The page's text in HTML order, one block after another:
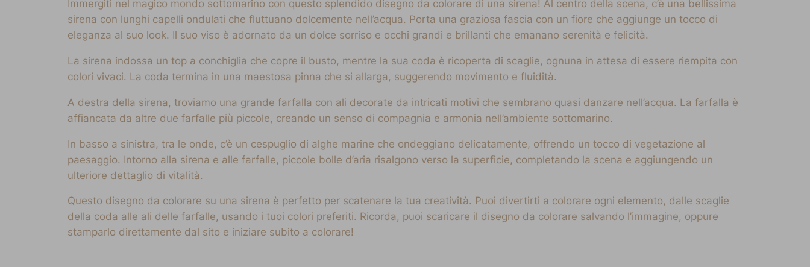
Immergiti nel magico mondo sottomarino con questo splendido disegno da colorare di una sirena! Al centro della scena, c’è una bellissima
sirena con lunghi capelli ondulati che fluttuano dolcemente nell’acqua. Porta una graziosa fascia con un fiore che aggiunge un tocco di
eleganza al suo look. Il suo viso è adornato da un dolce sorriso e occhi grandi e brillanti che emanano serenità e felicità.
La sirena indossa un top a conchiglia che copre il busto, mentre la sua coda è ricoperta di scaglie, ognuna in attesa di essere riempita con
colori vivaci. La coda termina in una maestosa pinna che si allarga, suggerendo movimento e fluidità.
A destra della sirena, troviamo una grande farfalla con ali decorate da intricati motivi che sembrano quasi danzare nell’acqua. La farfalla è
affiancata da altre due farfalle più piccole, creando un senso di compagnia e armonia nell’ambiente sottomarino.
In basso a sinistra, tra le onde, c’è un cespuglio di alghe marine che ondeggiano delicatamente, offrendo un tocco di vegetazione al
paesaggio. Intorno alla sirena e alle farfalle, piccole bolle d’aria risalgono verso la superficie, completando la scena e aggiungendo un
ulteriore dettaglio di vitalità.
Questo disegno da colorare su una sirena è perfetto per scatenare la tua creatività. Puoi divertirti a colorare ogni elemento, dalle scaglie
della coda alle ali delle farfalle, usando i tuoi colori preferiti. Ricorda, puoi scaricare il disegno da colorare salvando l’immagine, oppure
stamparlo direttamente dal sito e iniziare subito a colorare!